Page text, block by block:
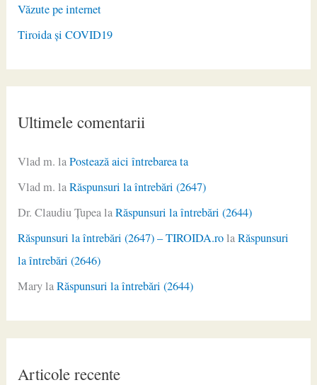
Văzute pe internet
Tiroida și COVID19
Ultimele comentarii
Vlad m. laPostează aici întrebarea ta
Vlad m. laRăspunsuri la întrebări (2647)
Dr. Claudiu ŢupealaRăspunsuri la întrebări (2644)
Răspunsuri la întrebări (2647) – TIROIDA.rolaRăspunsuri
la întrebări (2646)
MarylaRăspunsuri la întrebări (2644)
Articole recente